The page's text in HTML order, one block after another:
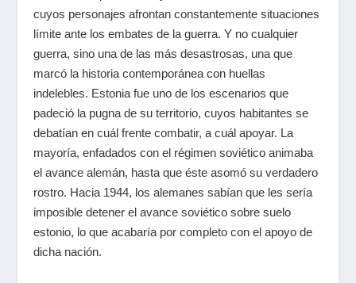
cuyos personajes afrontan constantemente situaciones
límite ante los embates de la guerra. Y no cualquier
guerra, sino una de las más desastrosas, una que
marcó la historia contemporánea con huellas
indelebles. Estonia fue uno de los escenarios que
padeció la pugna de su territorio, cuyos habitantes se
debatían en cuál frente combatir, a cuál apoyar. La
mayoría, enfadados con el régimen soviético animaba
el avance alemán, hasta que éste asomó su verdadero
rostro. Hacia 1944, los alemanes sabían que les sería
imposible detener el avance soviético sobre suelo
estonio, lo que acabaría por completo con el apoyo de
dicha nación.